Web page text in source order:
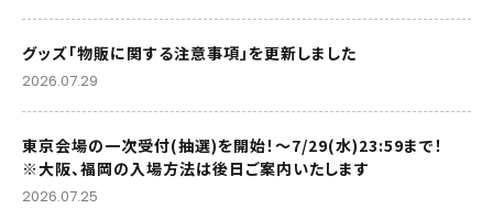
グッズ「物販に関する注意事項」を更新しました
2026.07.29
東京会場の一次受付(抽選)を開始！～7/29(水)23:59まで！
※大阪、福岡の入場方法は後日ご案内いたします
2026.07.25